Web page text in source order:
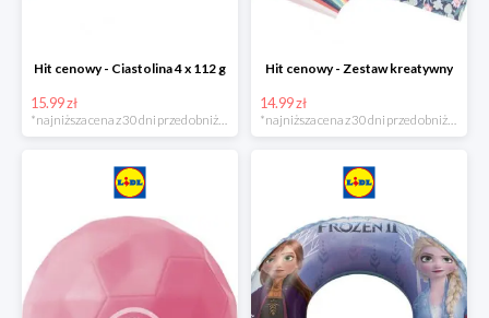
Hit cenowy - Ciastolina 4 x 112 g
15.99 zł
Hit cenowy - Zestaw kreatywny
14.99 zł